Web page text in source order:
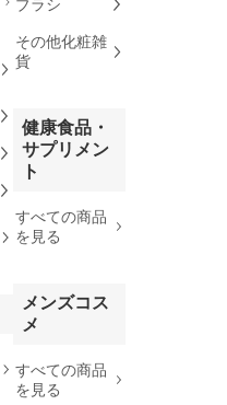
ブラシ
その他化粧雑
貨
健康食品・
サプリメン
ト
すべての商品
を見る
メンズコス
メ
すべての商品
を見る